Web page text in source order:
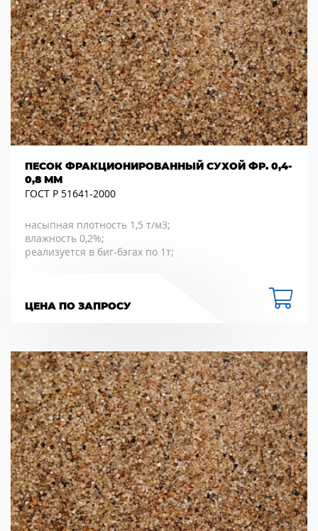
ПЕСОК ФРАКЦИОНИРОВАННЫЙ СУХОЙ ФР. 0,4-
0,8 ММ
ГОСТ Р 51641-2000
насыпная плотность 1,5 т/м3;
влажность 0,2%;
реализуется в биг-бэгах по 1т;
ЦЕНА ПО ЗАПРОСУ